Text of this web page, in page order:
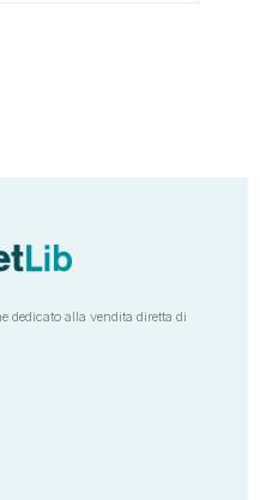
dedicato alla vendita diretta di